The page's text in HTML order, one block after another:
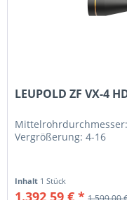
LEUPOLD ZF VX-4
Vergrößerung: 4-16
Inhalt 1 Stück
1.392,59 € *